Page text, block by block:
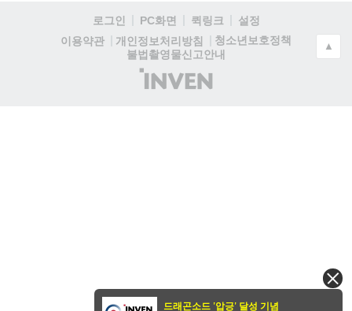
로그인 PC화면 퀵링크
설정
이용약관
개인정보처리방침
청소년보호정책
불법촬영물신고안내
(주)
인
▲
드래곤소드 '압긍' 달성 기념